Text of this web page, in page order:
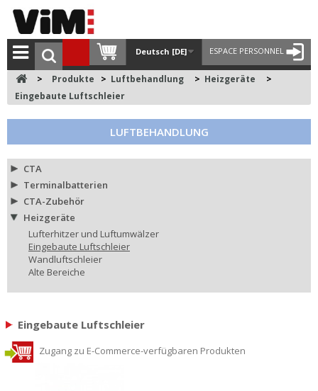
ESPACE PERSONNEL
Deutsch [DE]
> Produkte > Luftbehandlung > Heizgeräte
>
Eingebaute Luftschleier
LUFTBEHANDLUNG
CTA
Terminalbatterien
CTA-Zubehör
Heizgeräte
Lufterhitzer und Luftumwälzer
Eingebaute Luftschleier
Wandluftschleier
Alte Bereiche
Eingebaute Luftschleier
Zugang zu E-Commerce-verfügbaren Produkten